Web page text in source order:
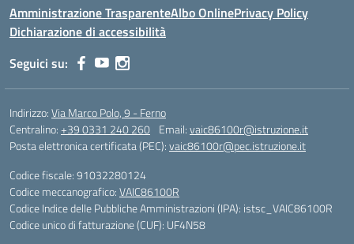
Amministrazione TrasparenteAlbo OnlinePrivacy Policy
Dichiarazione di accessibilità
Seguici su:
Indirizzo:Via Marco Polo, 9 - Ferno
Centralino:+39 0331 240 260 Email:vaic86100r@istruzione.it
Posta elettronica certificata (PEC):vaic86100r@pec.istruzione.it
Codice fiscale: 91032280124
Codice meccanografico:VAIC86100R
Codice Indice delle Pubbliche Amministrazioni (IPA): istsc_VAIC86100R
Codice unico di fatturazione (CUF): UF4N58